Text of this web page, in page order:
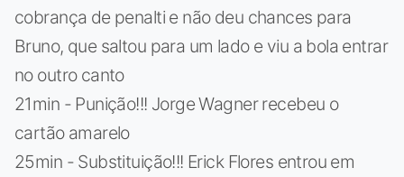
cobrança de penalti e não deu chances para
Bruno, que saltou para um lado e viu a bola entrar
no outro canto
21min - Punição!!! Jorge Wagner recebeu o
cartão amarelo
25min - Substituição!!! Erick Flores entrou em